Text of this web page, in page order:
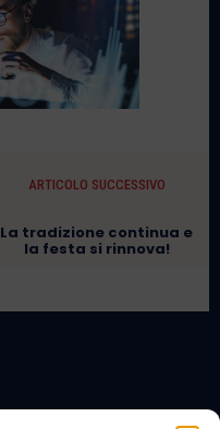
ARTICOLO SUCCESSIVO
La tradizione continua e
la festa si rinnova!